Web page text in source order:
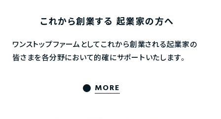
これから創業する 起業家の方へ
ワンストップファームとしてこれから創業される起業家の
皆さまを各分野において的確にサポートいたします。
MORE